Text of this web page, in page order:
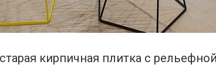
кирпичная плитка с